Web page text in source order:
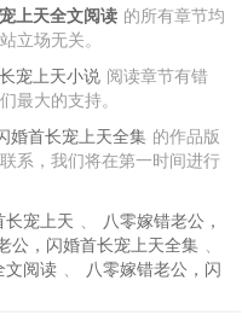
上天全文阅读 的所有章节均
立场无关。
宠上天小说 阅读章节有错
最大的支持。
婚首长宠上天全集 的作品版
系，我们将在第一时间进行
长宠上天 、
八零嫁错老公，
公，闪婚首长宠上天全集 、
文阅读 、
八零嫁错老公，闪